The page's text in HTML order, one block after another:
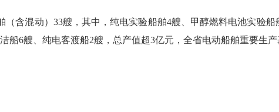
（含混动）33艘，其中，纯电实验船舶4艘、甲醇燃料电池实验船
6艘、纯电客渡船2艘，总产值超3亿元，全省电动船舶重要生产